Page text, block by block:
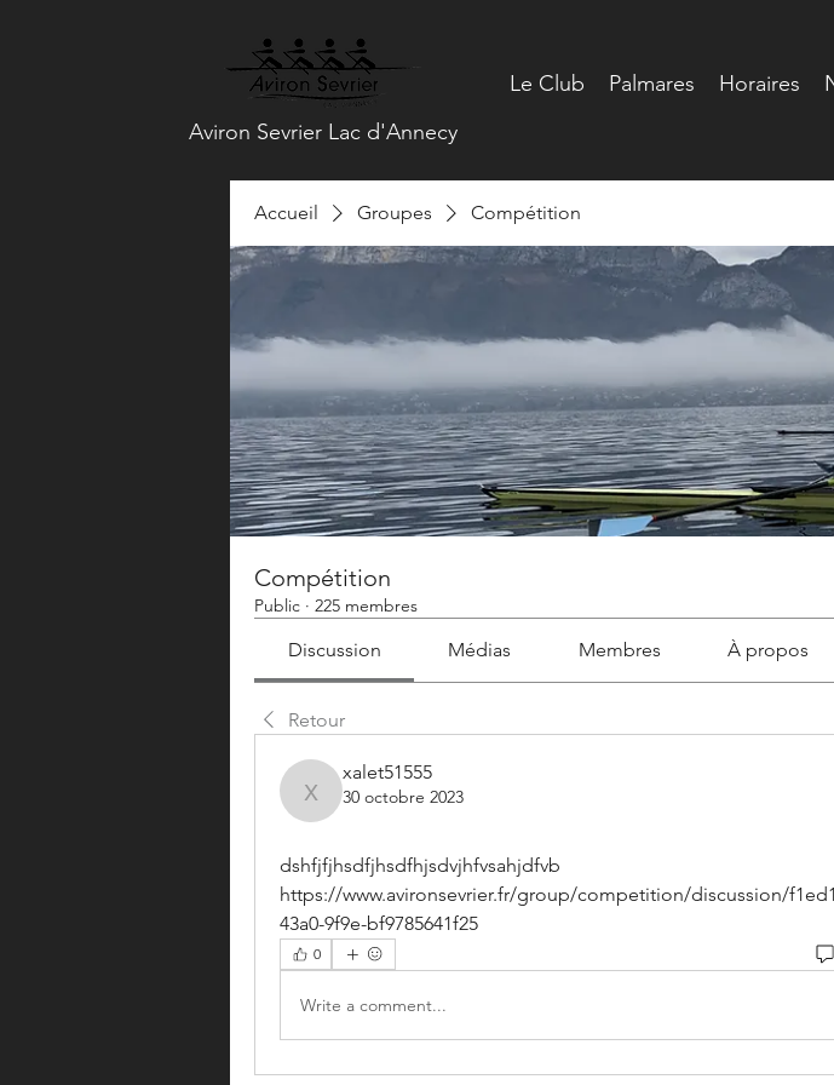
Le Club Palmares Horaires
Aviron Sevrier Lac d'Annecy
Accueil Groupes Compétition
Compétition
Public · 225 membres
Discussion Médias Membres À propos
Retour
xalet51555
xalet51555
30 octobre 2023
dshfjfjhsdfjhsdfhjsdvjhfvsahjdfvb
https://www.avironsevrier.fr/group/competition/discussion/
43a0-9f9e-bf9785641f25
0
Write a comment...